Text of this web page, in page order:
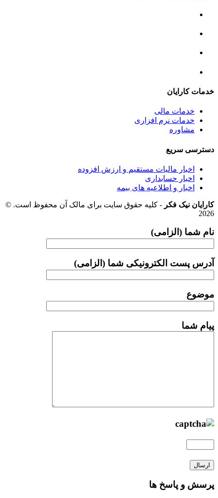
خدمات کارایان
خدمات مالی
خدمات نرم افزاری
مشاوره
دسترسی سریع
اخبار مالیات مستقیم و ارزش افزوده
اخبار حسابداری
اخبار و اطلاعیه های بیمه
کارایان نیک فکر - کلیه حقوق سایت برای مالک آن محفوظ است. ©
2026
نام شما (الزامی)
آدرس پست الکترونیکی شما (الزامی)
موضوع
پیام شما
پرسش و پاسخ ها